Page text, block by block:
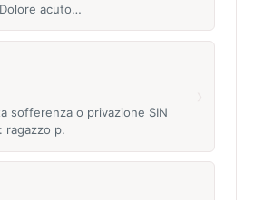
acuto…
sofferenza o privazione SIN
ragazzo p.